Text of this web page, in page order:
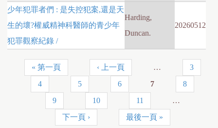
少年犯罪者們 : 是失控犯案,還是天
生的壞?權威精神科醫師的青少年
犯罪觀察紀錄 /
Harding,
Duncan.
20260512
« 第一頁 ‹ 上一頁 …
3
4
5 6 7
8
9
10 11
…
下一頁 ›
最後一頁 »